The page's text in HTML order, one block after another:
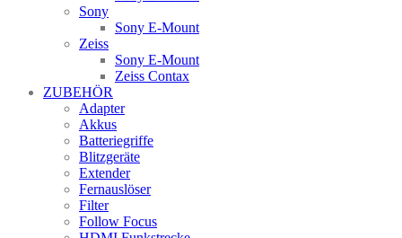
Sony
Sony E-Mount
Zeiss
Sony E-Mount
Zeiss Contax
ZUBEHÖR
Adapter
Akkus
Batteriegriffe
Blitzgeräte
Extender
Fernauslöser
Filter
Follow Focus